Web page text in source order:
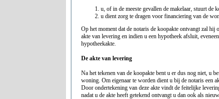
u, of in de meeste gevallen de makelaar, stuurt de
u dient zorg te dragen voor financiering van de
Op het moment dat de notaris de koopakte ontvangt zal hij
akte van levering en indien u een hypotheek afsluit,
hypotheekakte.
De akte van levering
Na het tekenen van de koopakte bent u er dus nog niet, u
woning. Om eigenaar te worden dient u bij de notaris een
Door ondertekening van deze akte vindt de feitelijke
nadat u de akte heeft getekend ontvangt u dan ook als